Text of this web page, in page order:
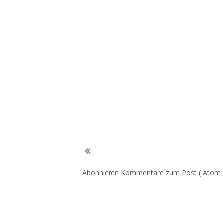
Abonnieren Kommentare zum Post ( Atom